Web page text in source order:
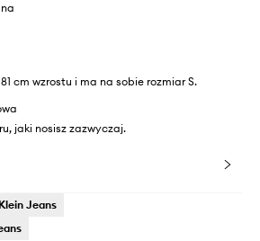
cm wzrostu i ma na sobie rozmiar S.
jaki nosisz zazwyczaj.
Jeans